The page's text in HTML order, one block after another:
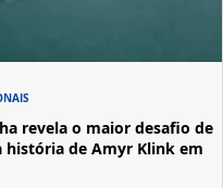
revela o maior desafio de
de Amyr Klink em